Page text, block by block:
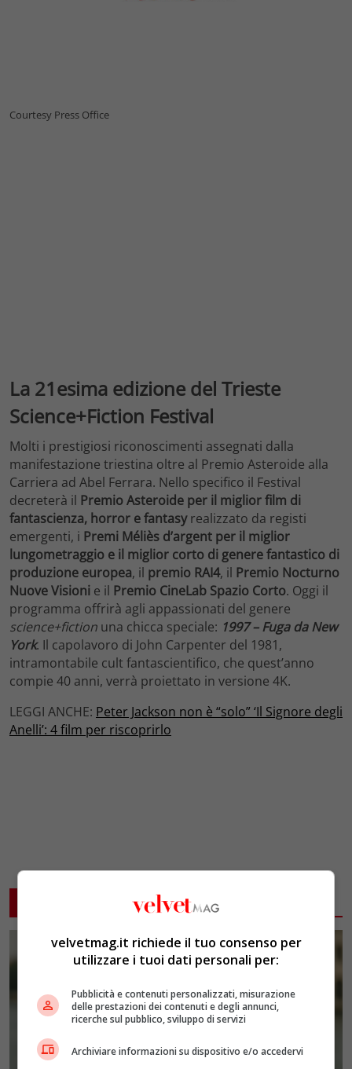
Courtesy Press Office
La 21esima edizione del Trieste
Science+Fiction Festival
Molti i prestigiosi riconoscimenti assegnati dalla
manifestazione triestina oltre al Premio Asteroide alla
Carriera ad Abel Ferrara. Nello specifico il Festival
decreterà il Premio Asteroide per il miglior film di
fantascienza, horror e fantasyrealizzato da registi
emergenti, i Premi Méliès d’argent per il miglior
lungometraggio e il miglior corto di genere fantastico di
produzione europea, il premio RAI4, il Premio Nocturno
Nuove Visioni e il Premio CineLab Spazio Corto. Oggi il
programma offrirà agli appassionati del genere
science+fiction una chicca speciale: 1997 – Fuga da New
York. Il capolavoro di John Carpenter del 1981,
intramontabile cult fantascientifico, che quest’anno
compie 40 anni, verrà proiettato in versione 4K.
LEGGI ANCHE: Peter Jackson non è “solo” ‘Il Signore degli
Anelli’: 4 film per riscoprirlo
ARTICOLI CORRELATI
velvetmag.it richiede il tuo consenso per
utilizzare i tuoi dati personali per:
Pubblicità e contenuti personalizzati, misurazione
delle prestazioni dei contenuti e degli annunci,
ricerche sul pubblico, sviluppo di servizi
Archiviare informazioni su dispositivo e/o accedervi